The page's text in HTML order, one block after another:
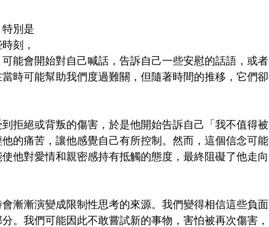
別是
刻，
能會開始對自己喊話，告訴自己一些安慰的話語，或者
時可能幫助我們度過難關，但隨著時間的推移，它們卻
拒絕或背叛的傷害，於是他開始告訴自己「我不值得被
的痛苦，讓他感覺自己有所控制。然而，這個信念可能
他對愛情和親密感持有抵觸的態度，最終阻礙了他走向
漸漸演變成限制性思考的來源。我們變得相信這些負面
。我們可能因此不敢嘗試新的事物，害怕被再次傷害，